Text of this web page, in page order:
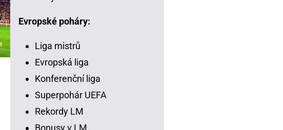
Evropské poháry:
Liga mistrů
Evropská liga
Konferenční liga
Superpohár UEFA
Rekordy LM
Bonusy v LM